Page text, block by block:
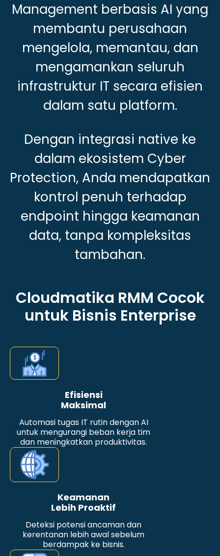
Management berbasis AI yang
membantu perusahaan
mengelola, memantau, dan
mengamankan seluruh
infrastruktur IT secara efisien
dalam satu platform.
Dengan integrasi native ke
dalam ekosistem Cyber
Protection, Anda mendapatkan
kontrol penuh terhadap
endpoint hingga keamanan
data, tanpa kompleksitas
tambahan.
Cloudmatika RMM Cocok
untuk Bisnis Enterprise
Efisiensi
Maksimal
Automasi tugas IT rutin dengan AI
untuk mengurangi beban kerja tim
dan meningkatkan produktivitas.
Keamanan
Lebih Proaktif
Deteksi potensi ancaman dan
kerentanan lebih awal sebelum
berdampak ke bisnis.